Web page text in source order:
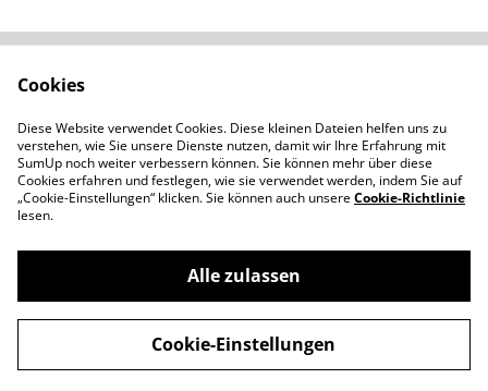
Kontaktieren Sie uns
Datenschutzbestimm
ungen von SumUp
Cookie-Richtlinie
©2026Moncale - Handgemachtes aus Polymerton
powered by
Cookies
Diese Website verwendet Cookies. Diese kleinen Dateien helfen uns zu
verstehen, wie Sie unsere Dienste nutzen, damit wir Ihre Erfahrung mit
SumUp noch weiter verbessern können. Sie können mehr über diese
Cookies erfahren und festlegen, wie sie verwendet werden, indem Sie auf
„Cookie-Einstellungen“ klicken. Sie können auch unsereCookie-Richtlinie
lesen.
Alle zulassen
Cookie-Einstellungen